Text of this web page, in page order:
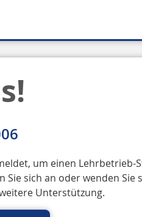
um einen Lehrbetrieb-
sich an oder wenden Sie
Unterstützung.